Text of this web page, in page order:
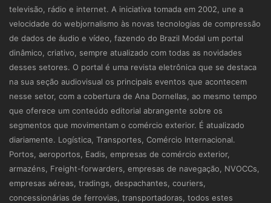
televisão, rádio e internet. A iniciativa tomada em 2002, une a
velocidade do webjornalismo às novas tecnologias de compressão
de dados de áudio e vídeo, fazendo do Brazil Modal um portal
dinâmico, criativo, sempre atualizado com todas as novidades
desses setores. O portal é uma revista eletrônica que se destaca
na sua seção audiovisual os principais eventos que acontecem
nesse setor, com a cobertura de Ana Dornellas, ao mesmo tempo
que oferece um conteúdo editorial abrangente sobre os
segmentos que movimentam o comércio exterior. É atualizado
diariamente. Logística, Transportes, Comércio Internacional.
Portos, aeroportos, Eadis, empresas de comércio exterior,
armazéns, Freight-forwarders, empresas de navegação, NVOCCs,
empresas aéreas, tradings, despachantes, couriers,
concessionárias de ferrovias, transportadoras, todos estes